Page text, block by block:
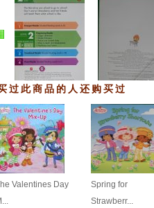
过此商品的人还购买过
Valentines Day
Spring for
Strawberr...